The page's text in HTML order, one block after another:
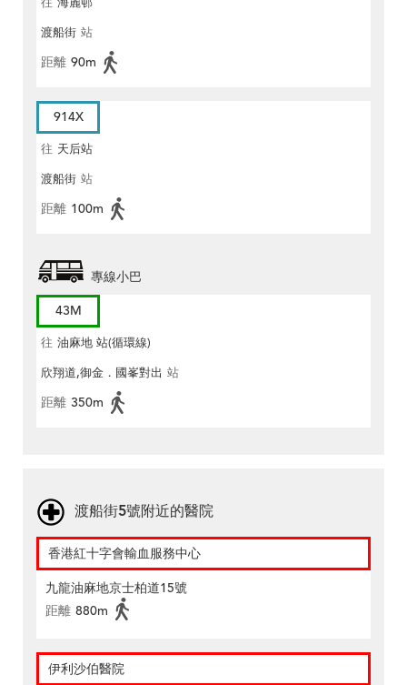
渡船街 站
距離 90m
914X
往 天后站
渡船街 站
距離 100m
專線小巴
43M
往 油麻地 站(循環線)
欣翔道,御金．國峯對出 站
距離 350m
渡船街5號附近的醫院
香港紅十字會輸血服務中心
九龍油麻地京士柏道15號
距離 880m
伊利沙伯醫院